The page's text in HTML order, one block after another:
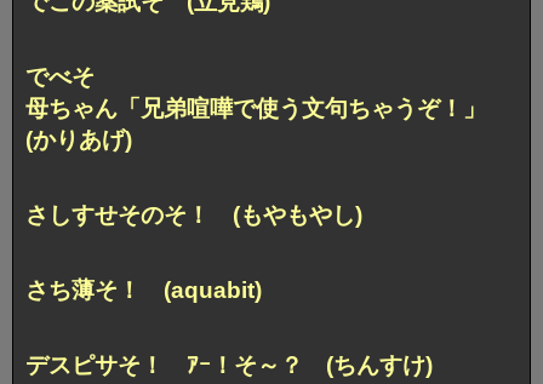
でべそ
母ちゃん「兄弟喧嘩で使う文句ちゃうぞ！」
(かりあげ)
さしすせそのそ！ (もやもやし)
さち薄そ！ (aquabit)
デスピサそ！ ｱｰ！そ～？ (ちんすけ)